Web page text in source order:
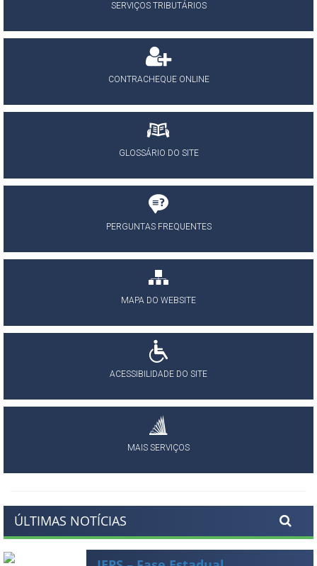
SERVIÇOS TRIBUTÁRIOS
CONTRACHEQUE ONLINE
GLOSSÁRIO DO SITE
PERGUNTAS FREQUENTES
MAPA DO WEBSITE
ACESSIBILIDADE DO SITE
MAIS SERVIÇOS
ÚLTIMAS NOTÍCIAS